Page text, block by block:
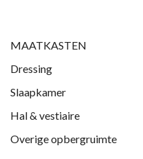
MAATKASTEN
Dressing
Slaapkamer
Hal & vestiaire
Overige opbergruimte